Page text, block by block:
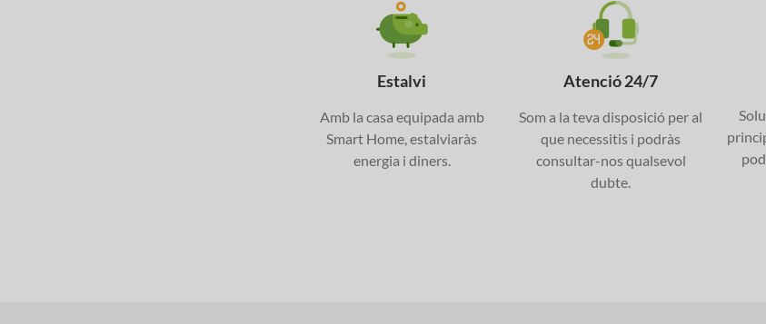
Estalvi
Amb la casa equipada amb
Smart Home, estalviaràs
energia i diners.
Atenció 24/7
Som a la teva disposició per al
que necessitis i podràs
consultar-nos qualsevol
dubte.